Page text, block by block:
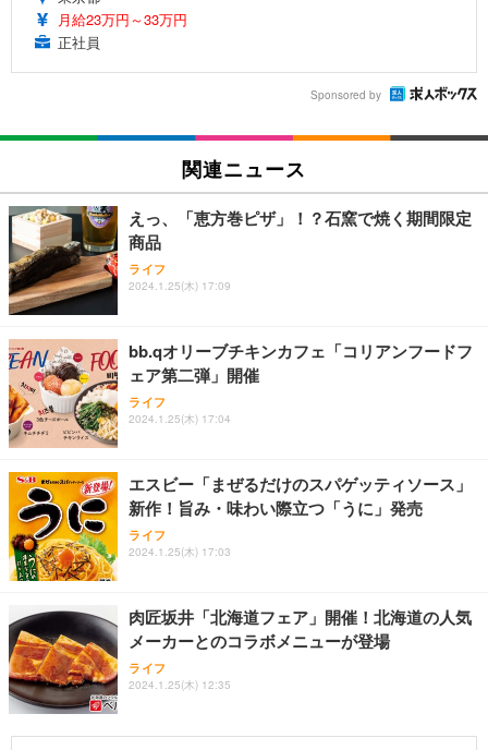
月給23万円～33万円
正社員
Sponsored by
関連ニュース
えっ、「恵方巻ピザ」！？石窯で焼く期間限定
商品
ライフ
2024.1.25(木) 17:09
bb.qオリーブチキンカフェ「コリアンフードフ
ェア第二弾」開催
ライフ
2024.1.25(木) 17:04
エスビー「まぜるだけのスパゲッティソース」
新作！旨み・味わい際立つ「うに」発売
ライフ
2024.1.25(木) 17:03
肉匠坂井「北海道フェア」開催！北海道の人気
メーカーとのコラボメニューが登場
ライフ
2024.1.25(木) 12:35